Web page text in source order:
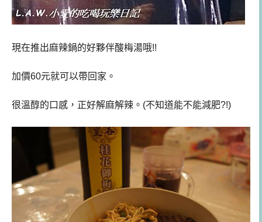
現在推出麻辣鍋的好夥伴酸梅湯哦!!
加價60元就可以帶回家。
很溫醇的口感，正好解麻解辣。(不知道能不能減肥?!)